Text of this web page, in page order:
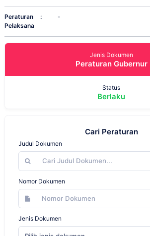
Peraturan
Pelaksana
: -
Jenis Dokumen
Peraturan Gubernur
Status
Berlaku
Cari Peraturan
Judul Dokumen
Nomor Dokumen
Jenis Dokumen